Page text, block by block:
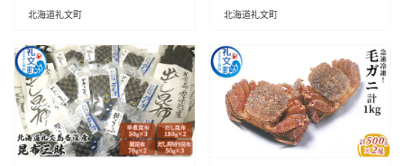
物 海鮮 北海道産 おかず おつま
北海道礼文町
ず おつまみ 酒の肴 】
北海道礼文町